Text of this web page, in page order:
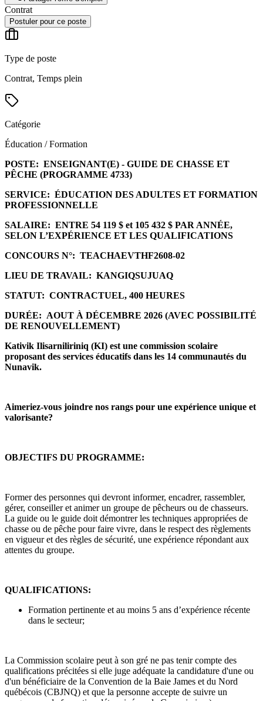
Contrat
Postuler pour ce poste
Type de poste
Contrat, Temps plein
Catégorie
Éducation / Formation
POSTE: ENSEIGNANT(E) - GUIDE DE CHASSE ET
PÊCHE (PROGRAMME 4733)
SERVICE: ÉDUCATION DES ADULTES ET FORMATION
PROFESSIONNELLE
SALAIRE: ENTRE 54 119 $ et 105 432 $ PAR ANNÉE,
SELON L’EXPÉRIENCE ET LES QUALIFICATIONS
CONCOURS N°: TEACHAEVTHF2608-02
LIEU DE TRAVAIL: KANGIQSUJUAQ
STATUT: CONTRACTUEL, 400 HEURES
DURÉE: AOUT À DÉCEMBRE 2026 (AVEC POSSIBILITÉ
DE RENOUVELLEMENT)
Kativik Ilisarniliriniq (KI) est une commission scolaire
proposant des services éducatifs dans les 14 communautés du
Nunavik.
Aimeriez-vous joindre nos rangs pour une expérience unique et
valorisante?
OBJECTIFS DU PROGRAMME:
Former des personnes qui devront informer, encadrer, rassembler,
gérer, conseiller et animer un groupe de pêcheurs ou de chasseurs.
La guide ou le guide doit démontrer les techniques appropriées de
chasse ou de pêche pour faire vivre, dans le respect des règlements
en vigueur et des règles de sécurité, une expérience répondant aux
attentes du groupe.
QUALIFICATIONS:
Formation pertinente et au moins 5 ans d’expérience récente
dans le secteur;
La Commission scolaire peut à son gré ne pas tenir compte des
qualifications précitées si elle juge adéquate la candidature d'une ou
d'un bénéficiaire de la Convention de la Baie James et du Nord
québécois (CBJNQ) et que la personne accepte de suivre un